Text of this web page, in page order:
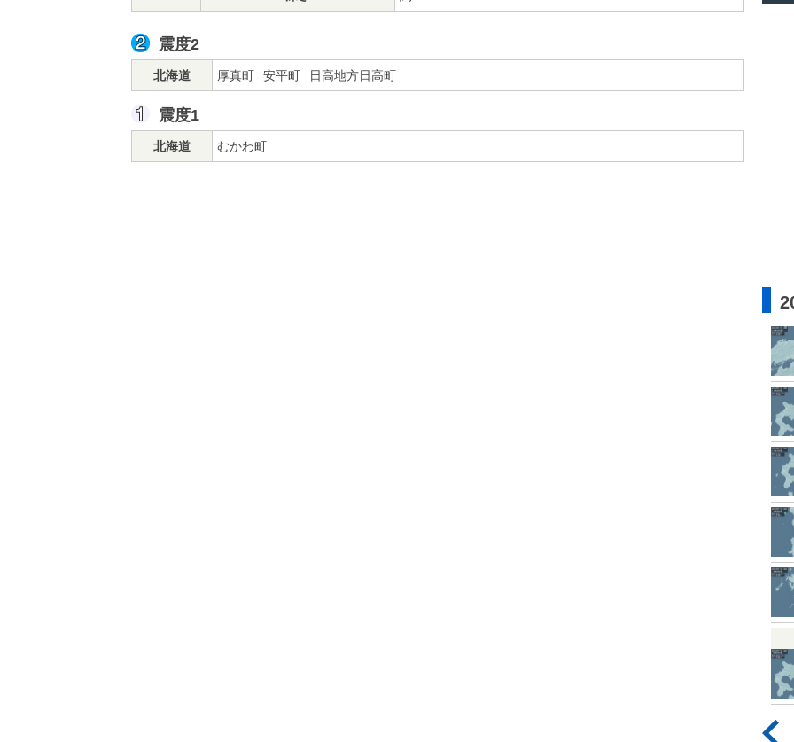
震度2
北海道 厚真町 安平町 日高地方日高町
震度1
北海道 むかわ町